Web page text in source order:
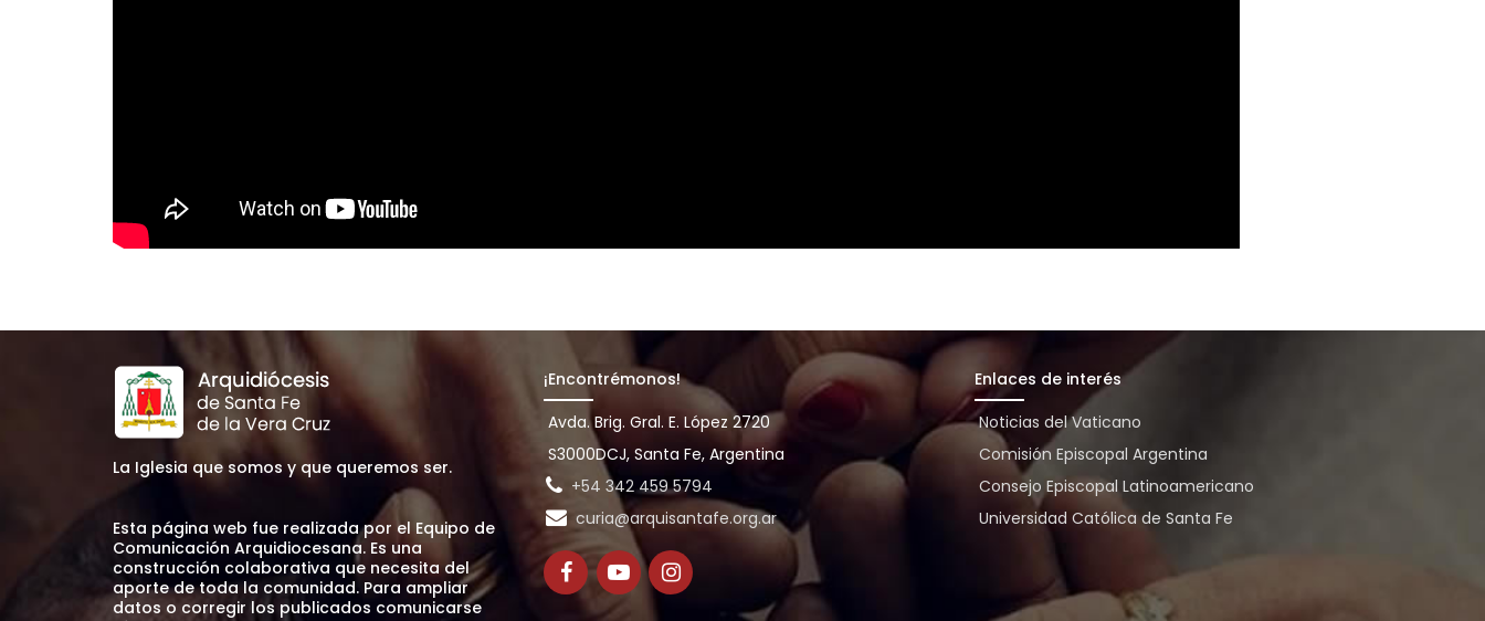
La Iglesia que somos y que queremos ser.
Esta página web fue realizada por el Equipo de
Comunicación Arquidiocesana. Es una
construcción colaborativa que necesita del
aporte de toda la comunidad. Para ampliar
datos o corregir los publicados comunicarse
¡Encontrémonos!
Avda. Brig. Gral. E. López 2720
S3000DCJ, Santa Fe, Argentina
+54 342 459 5794
curia@arquisantafe.org.ar
Enlaces de interés
Noticias del Vaticano
Comisión Episcopal Argentina
Consejo Episcopal Latinoamericano
Universidad Católica de Santa Fe